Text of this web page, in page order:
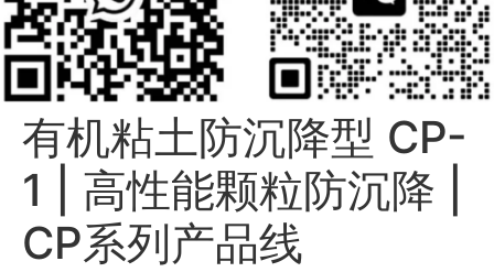
有机粘土防沉降型 CP-
1 | 高性能颗粒防沉降 |
CP系列产品线